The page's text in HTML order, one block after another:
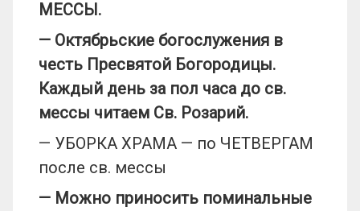
МЕССЫ.
— Октябрьские богослужения в
честь Пресвятой Богородицы.
Каждый день за пол часа до св.
мессы читаем Св. Розарий.
— УБОРКА ХРАМА — по ЧЕТВЕРГАМ
после св. мессы
— Можно приносить поминальные